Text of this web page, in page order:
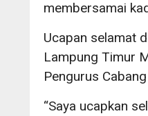
membersamai
Ucapan selamat
Lampung Timur
Pengurus
“Saya ucapkan